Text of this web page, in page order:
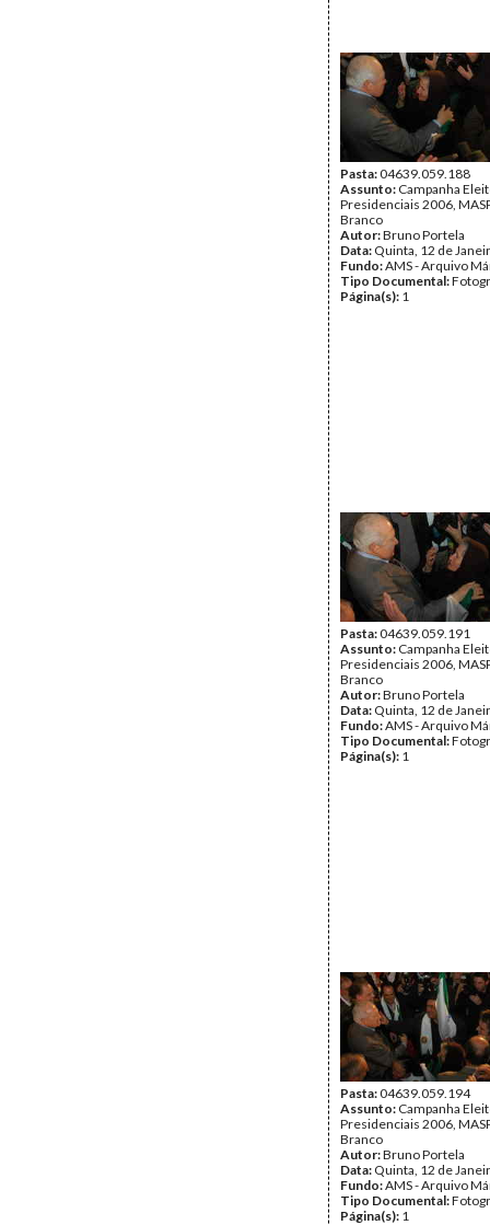
Pasta:04639.059.188
Assunto: Campanha
Presidenciais 2006,
Branco
Autor:Bruno Portela
Data: Quinta, 12 de
Fundo:AMS - Arquivo
Tipo Documental:
Página(s): 1
Pasta:04639.059.191
Assunto: Campanha
Presidenciais 2006,
Branco
Autor:Bruno Portela
Data: Quinta, 12 de
Fundo:AMS - Arquivo
Tipo Documental:
Página(s): 1
Pasta:04639.059.194
Assunto: Campanha
Presidenciais 2006,
Branco
Autor:Bruno Portela
Data: Quinta, 12 de
Fundo:AMS - Arquivo
Tipo Documental:
Página(s): 1